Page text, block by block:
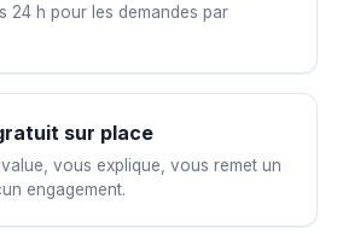
24 h pour les demandes par
sur place
vous explique, vous remet un
engagement.